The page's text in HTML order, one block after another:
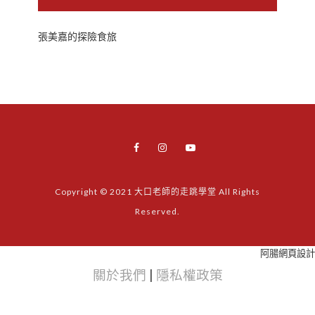
張美嘉的探險食旅
Copyright © 2021 大口老師的走跳學堂 All Rights
Reserved.
阿腸網頁設計
關於我們 | 隱私權政策